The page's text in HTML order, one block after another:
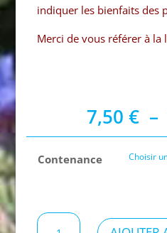
indiquer les bienfaits des
Merci de vous référer à
7,50 € –
Contenance
quantité